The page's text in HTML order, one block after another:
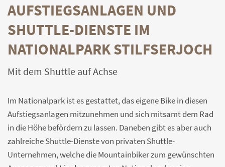
AUFSTIEGSANLAGEN UND
SHUTTLE-DIENSTE IM
NATIONALPARK STILFSERJOCH
Mit dem Shuttle auf Achse
Im Nationalpark ist es gestattet, das eigene Bike in diesen
Aufstiegsanlagen mitzunehmen und sich mitsamt dem Rad
in die Höhe befördern zu lassen. Daneben gibt es aber auch
zahlreiche Shuttle-Dienste von privaten Shuttle-
Unternehmen, welche die Mountainbiker zum gewünschten